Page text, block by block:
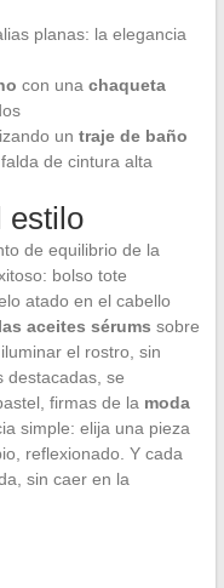
planas: la elegancia
con una chaqueta
un traje de baño
de cintura alta
estilo
de equilibrio de la
bolso tote
atado en el cabello
aceites sérums sobre
el rostro, sin
destacadas, se
firmas de la moda
simple: elija una pieza
reflexionado. Y cada
sin caer en la